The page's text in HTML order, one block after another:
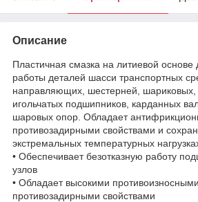
Описание
Пластичная смазка на литиевой
работы деталей шасси транспортных
направляющих, шестерней, шариковых,
игольчатых подшипников, карданных
шаровых опор. Обладает
противозадирными свойствами и
экстремальных температурных
• Обеспечивает безотказную работу
узлов
• Обладает высокими
противозадирными свойствами